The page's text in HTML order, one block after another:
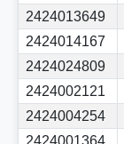
2424013649
2424014167
2424024809
2424002121
2424004254
2424001364